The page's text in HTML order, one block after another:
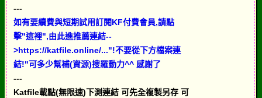
---
如有要續費與短期試用訂閱KF付費會員,請點
擊"這裡",由此進推薦連結--
>https://katfile.online/..."!不要從下方檔案連
結!"可多少幫補(資源)搜羅動力^^ 感謝了
---
Katfile載點(無限速)下測連結 可先全複製另存 可